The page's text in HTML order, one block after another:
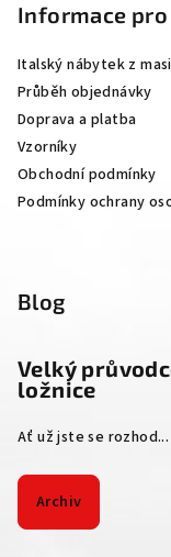
Informace pro
Italský nábytek z
Průběh objednávky
Doprava a platba
Vzorníky
Obchodní podmínky
Podmínky ochrany
Blog
Velký
ložnice
Ať už jste se rozhod...
Archiv